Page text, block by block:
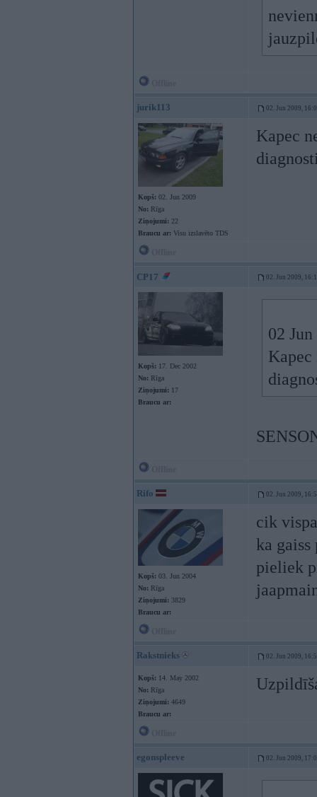
jurik113 02. Jun 2009,
Kopš: 02. Jun 2009
No: Rīga
Ziņojumi: 22
Braucu ar: Visu izslavēto TDS
Kapec
CP17 02. Jun 2009,
Kopš: 17. Dec 2002
No: Rīga
Ziņojumi: 17
Braucu ar:
02
Kapec
Rifo 02. Jun 2009,
Kopš: 03. Jun 2004
No: Rīga
Ziņojumi: 3829
Braucu ar:
cik
ka
pieliek
Rakstnieks 02. Jun 2009,
Kopš: 14. May 2002
No: Rīga
Ziņojumi: 4649
Braucu ar:
egonspleeve 02. Jun 2009,